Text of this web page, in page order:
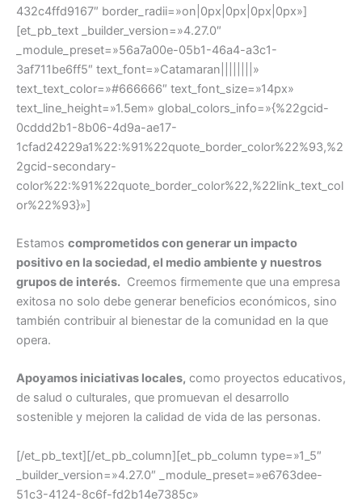
432c4ffd9167″ border_radii=»on|0px|0px|0px|0px»]
[et_pb_text _builder_version=»4.27.0″
_module_preset=»56a7a00e-05b1-46a4-a3c1-
3af711be6ff5″ text_font=»Catamaran||||||||»
text_text_color=»#666666″ text_font_size=»14px»
text_line_height=»1.5em» global_colors_info=»{%22gcid-
0cddd2b1-8b06-4d9a-ae17-
1cfad24229a1%22:%91%22quote_border_color%22%93,%2
2gcid-secondary-
color%22:%91%22quote_border_color%22,%22link_text_col
or%22%93}»]
Estamos comprometidos con generar un impacto
positivo en la sociedad, el medio ambiente y nuestros
grupos de interés. Creemos firmemente que una empresa
exitosa no solo debe generar beneficios económicos, sino
también contribuir al bienestar de la comunidad en la que
opera.
Apoyamos iniciativas locales, como proyectos educativos,
de salud o culturales, que promuevan el desarrollo
sostenible y mejoren la calidad de vida de las personas.
[/et_pb_text][/et_pb_column][et_pb_column type=»1_5″
_builder_version=»4.27.0″ _module_preset=»e6763dee-
51c3-4124-8c6f-fd2b14e7385c»